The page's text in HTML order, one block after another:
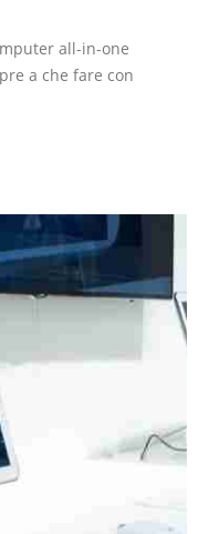
all-in-one
a che fare con